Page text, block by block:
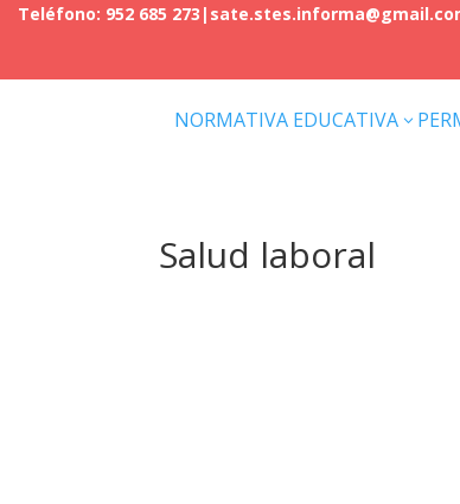
Teléfono: 952 685 273 |
NORMATIVA EDUCATIVA 3
Salud laboral